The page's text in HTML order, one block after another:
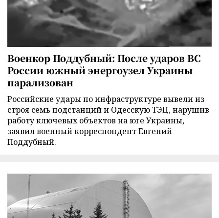
Военкор Поддубный: После ударов ВС
России южный энергоузел Украины
парализован
Российские удары по инфраструктуре вывели из
строя семь подстанций и Одесскую ТЭЦ, нарушив
работу ключевых объектов на юге Украины,
заявил военный корреспондент Евгений
Поддубный.